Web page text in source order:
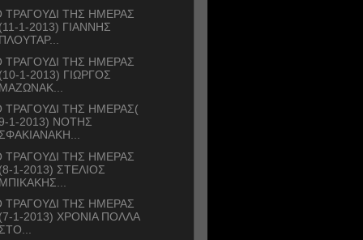
ΤΡΑΓΟΥΔΙ ΤΗΣ ΗΜΕΡΑΣ
(11-1-2013) ΓΙΑΝΝΗΣ
ΠΛΟΥΤΑΡ...
ΤΡΑΓΟΥΔΙ ΤΗΣ ΗΜΕΡΑΣ
(10-1-2013) ΓΙΩΡΓΟΣ
ΜΑΖΩΝΑΚ...
ΤΡΑΓΟΥΔΙ ΤΗΣ ΗΜΕΡΑΣ(
1-2013) ΝΟΤΗΣ
ΣΦΑΚΙΑΝΑΚΗ...
ΤΡΑΓΟΥΔΙ ΤΗΣ ΗΜΕΡΑΣ
(8-1-2013) ΣΤΕΛΙΟΣ
ΜΠΙΚΑΚΗΣ...
ΤΡΑΓΟΥΔΙ ΤΗΣ ΗΜΕΡΑΣ
(7-1-2013) ΧΡΟΝΙΑ ΠΟΛΛΑ
ΣΤΟ...